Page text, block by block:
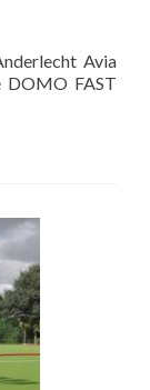
Avia
DOMO FAST